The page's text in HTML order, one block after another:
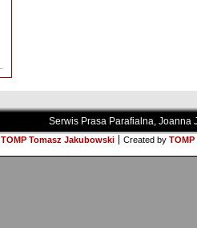
Serwis Prasa Parafialna, Joanna
TOMP Tomasz Jakubowski Created by TOMP